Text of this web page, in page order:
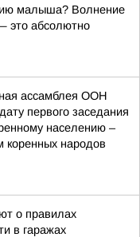
малыша? Волнение
это абсолютно
ассамблея ООН
первого заседания
населению –
народов
о правилах
в гаражах